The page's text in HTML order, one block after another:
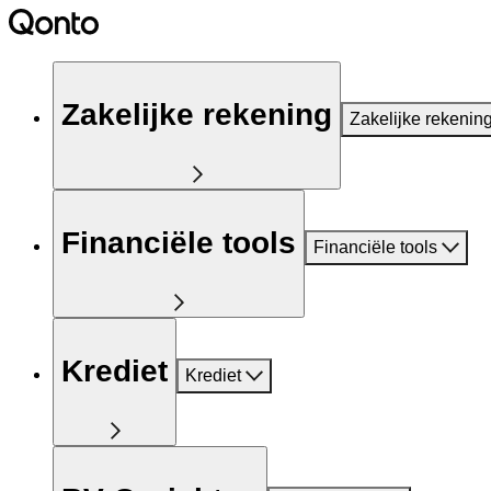
Zakelijke rekening Zakelijke
Financiële tools Financiële tools
Krediet Krediet